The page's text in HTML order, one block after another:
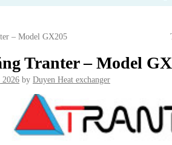
– Model GX205
Tranter – Model
2026 by Duyen Heat exchanger